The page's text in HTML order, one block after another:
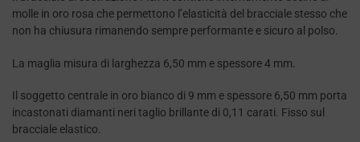
molle in oro rosa che permettono l’elasticità del bracciale stesso che
non ha chiusura rimanendo sempre performante e sicuro al polso.
La maglia misura di larghezza 6,50 mm e spessore 4 mm.
Il soggetto centrale in oro bianco di 9 mm e spessore 6,50 mm porta
incastonati diamanti neri taglio brillante di 0,11 carati. Fisso sul
bracciale elastico.